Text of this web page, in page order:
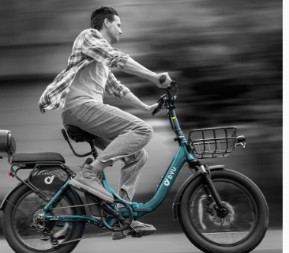
Verzending vanuit lokaal magazijn 30
Gebaseerd op